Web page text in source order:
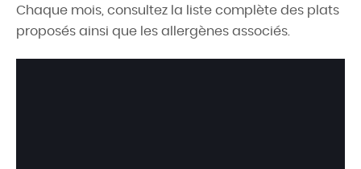
Chaque mois, consultez la liste complète des plats
proposés ainsi que les allergènes associés.